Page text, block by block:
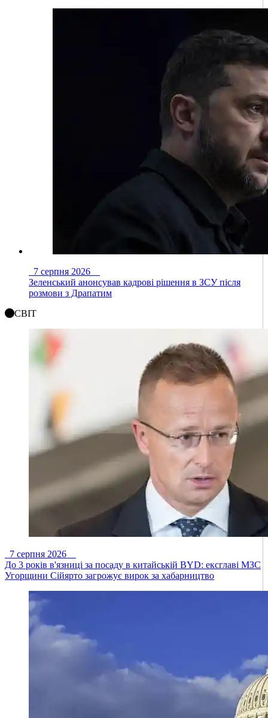
7 серпня 2026
Зеленський анонсував кадрові рішення в ЗСУ після
розмови з Драпатим
СВІТ
7 серпня 2026
До 3 років в'язниці за посаду в китайській BYD: ексглаві МЗС
Угорщини Сійярто загрожує вирок за хабарництво